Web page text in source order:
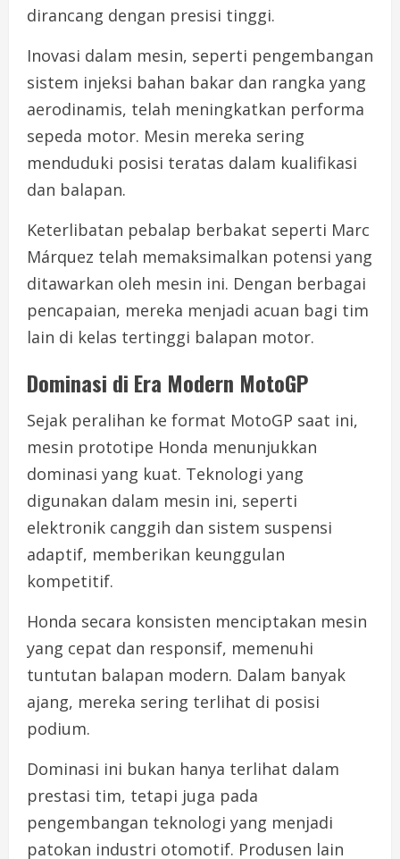
dirancang dengan presisi tinggi.
Inovasi dalam mesin, seperti pengembangan
sistem injeksi bahan bakar dan rangka yang
aerodinamis, telah meningkatkan performa
sepeda motor. Mesin mereka sering
menduduki posisi teratas dalam kualifikasi
dan balapan.
Keterlibatan pebalap berbakat seperti Marc
Márquez telah memaksimalkan potensi yang
ditawarkan oleh mesin ini. Dengan berbagai
pencapaian, mereka menjadi acuan bagi tim
lain di kelas tertinggi balapan motor.
Dominasi di Era Modern MotoGP
Sejak peralihan ke format MotoGP saat ini,
mesin prototipe Honda menunjukkan
dominasi yang kuat. Teknologi yang
digunakan dalam mesin ini, seperti
elektronik canggih dan sistem suspensi
adaptif, memberikan keunggulan
kompetitif.
Honda secara konsisten menciptakan mesin
yang cepat dan responsif, memenuhi
tuntutan balapan modern. Dalam banyak
ajang, mereka sering terlihat di posisi
podium.
Dominasi ini bukan hanya terlihat dalam
prestasi tim, tetapi juga pada
pengembangan teknologi yang menjadi
patokan industri otomotif. Produsen lain